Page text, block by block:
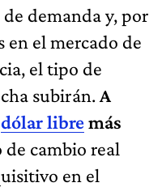
demanda y, por
en el mercado de
el tipo de
subirán.A
dólar libremás
de cambio real
en el